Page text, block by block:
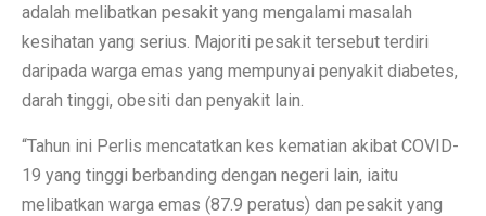
adalah melibatkan pesakit yang mengalami masalah
kesihatan yang serius. Majoriti pesakit tersebut terdiri
daripada warga emas yang mempunyai penyakit diabetes,
darah tinggi, obesiti dan penyakit lain.
“Tahun ini Perlis mencatatkan kes kematian akibat COVID-
19 yang tinggi berbanding dengan negeri lain, iaitu
melibatkan warga emas (87.9 peratus) dan pesakit yang